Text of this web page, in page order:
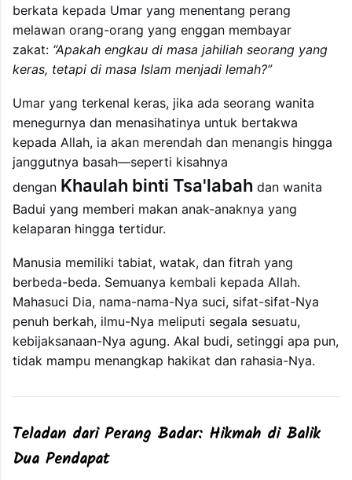
berkata kepada Umar yang menentang perang
melawan orang-orang yang enggan membayar
zakat: “Apakah engkau di masa jahiliah seorang yang
keras, tetapi di masa Islam menjadi lemah?”
Umar yang terkenal keras, jika ada seorang wanita
menegurnya dan menasihatinya untuk bertakwa
kepada Allah, ia akan merendah dan menangis hingga
janggutnya basah—seperti kisahnya
dengan Khaulah binti Tsa'labah dan wanita
Badui yang memberi makan anak-anaknya yang
kelaparan hingga tertidur.
Manusia memiliki tabiat, watak, dan fitrah yang
berbeda-beda. Semuanya kembali kepada Allah.
Mahasuci Dia, nama-nama-Nya suci, sifat-sifat-Nya
penuh berkah, ilmu-Nya meliputi segala sesuatu,
kebijaksanaan-Nya agung. Akal budi, setinggi apa pun,
tidak mampu menangkap hakikat dan rahasia-Nya.
Teladan dari Perang Badar: Hikmah di Balik
Dua Pendapat